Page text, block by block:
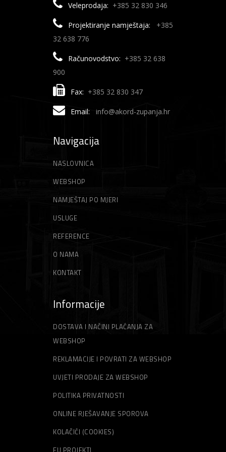
Veleprodaja: +385 32 830 346
Projektiranje namještaja:
+385
32 638 776
Računovodstvo: +385 32 638
900
Fax: +385 32 830 347
Email: info@akord-zupanja.hr
Navigacija
NASLOVNICA
WEBSHOP
NAMJEŠTAJ PO MJERI
USLUGE
REFERENCE
O NAMA
KONTAKT
Informacije
DOSTAVA I NAČINI PLAĆANJA ZA
WEBSHOP
REKLAMACIJE I POVRATI ZA WEBSHOP
UVJETI PRODAJE ZA WEBSHOP
POLITIKA PRIVATNOSTI
ONLINE RJEŠAVANJE SPOROVA
KOLAČIĆI (COOKIES)
EU PROJEKTI